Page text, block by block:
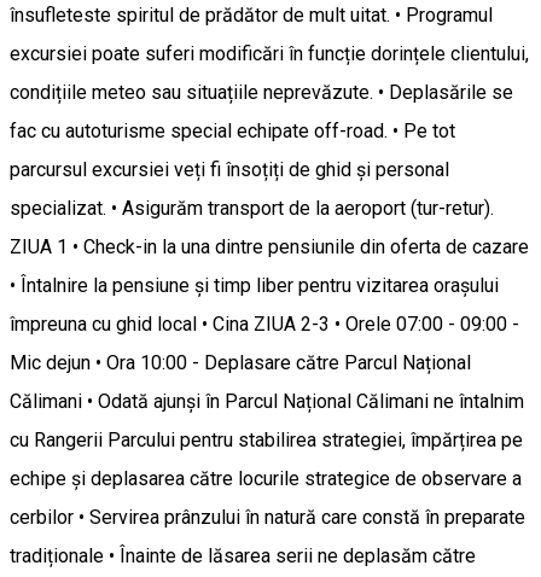
însufleteste spiritul de prădător de mult uitat. • Programul
excursiei poate suferi modificări în funcție dorințele clientului,
condițiile meteo sau situațiile neprevăzute. • Deplasările se
fac cu autoturisme special echipate off-road. • Pe tot
parcursul excursiei veți fi însoțiți de ghid și personal
specializat. • Asigurăm transport de la aeroport (tur-retur).
ZIUA 1 • Check-in la una dintre pensiunile din oferta de cazare
• Întalnire la pensiune și timp liber pentru vizitarea orașului
împreuna cu ghid local • Cina ZIUA 2-3 • Orele 07:00 - 09:00 -
Mic dejun • Ora 10:00 - Deplasare către Parcul Național
Călimani • Odată ajunși în Parcul Național Călimani ne întalnim
cu Rangerii Parcului pentru stabilirea strategiei, împărțirea pe
echipe și deplasarea către locurile strategice de observare a
cerbilor • Servirea prânzului în natură care constă în preparate
tradiționale • Înainte de lăsarea serii ne deplasăm către